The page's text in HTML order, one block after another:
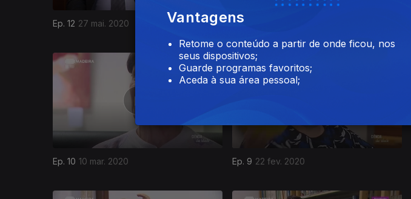
Ep. 12 27 mai. 2020 Ep. 12
Ep. 10 10 mar. 2020 Ep. 9 22 fev. 2020
454304
Vantagens
Retome o conteúdo a partir de onde ficou, nos
seus dispositivos;
Guarde programas favoritos;
Aceda à sua área pessoal;